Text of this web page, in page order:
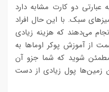
عبارتی دو کارت مشابه دارد
سبک. با این حال افراد
می‌دهند که هزینه زیادی
از آموزش پوکر اوماها به
شوید که شما جزو آن
زمین‌ها پول زیادی از دست